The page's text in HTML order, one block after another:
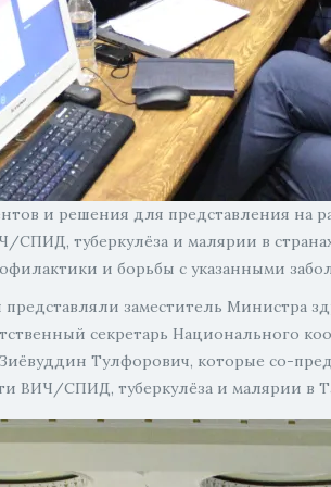
и решения для представления
СПИД, туберкулёза и малярии в
и борьбы с указанными
заместитель Министра
секретарь Национального
Тулфорович, которые со-
ВИЧ/СПИД, туберкулёза и малярии в